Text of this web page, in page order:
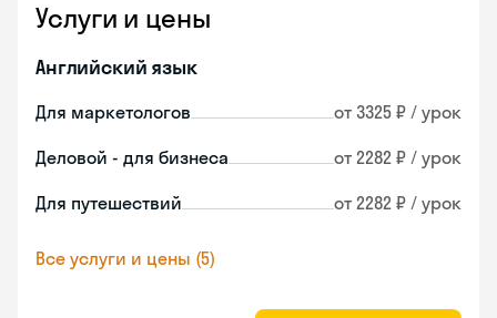
Услуги и цены
Английский язык
Для маркетологов от 3325 ₽ / урок
Деловой - для бизнеса от 2282 ₽ / урок
Для путешествий от 2282 ₽ / урок
Все услуги и цены (5)